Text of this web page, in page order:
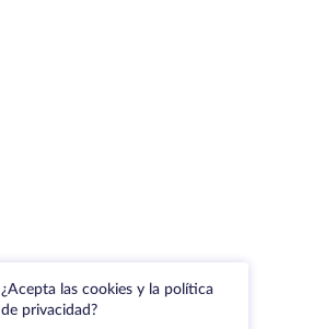
¿Acepta las cookies y la política
de privacidad?